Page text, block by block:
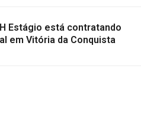
Estágio está contratando
em Vitória da Conquista